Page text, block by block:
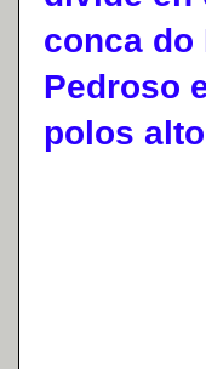
conca do
Pedroso
polos